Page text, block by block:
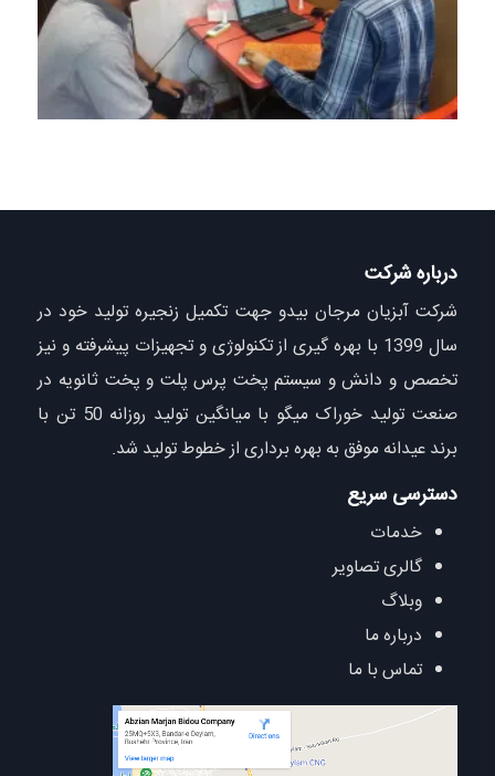
درباره شرکت
شرکت آبزیان مرجان بیدو جهت تکمیل زنجیره تولید خود در
سال 1399 با بهره گیری از تکنولوژی و تجهیزات پیشرفته و نیز
تخصص و دانش و سیستم پخت پرس پلت و پخت ثانویه در
صنعت تولید خوراک میگو با میانگین تولید روزانه 50 تن با
برند عیدانه موفق به بهره برداری از خطوط تولید شد.
دسترسی سریع
خدمات
گالری تصاویر
وبلاگ
درباره ما
تماس با ما